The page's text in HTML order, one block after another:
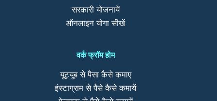
सरकारी योजनायें
ऑनलाइन योगा सीखें
वर्क फ्रॉम होम
यूट्यूब से पैसा कैसे कमाए
इंस्टाग्राम से पैसे कैसे कमायें